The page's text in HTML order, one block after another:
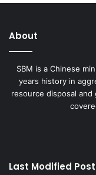
About
SBM is a Chinese
years history in
resource disposal
Last Modified